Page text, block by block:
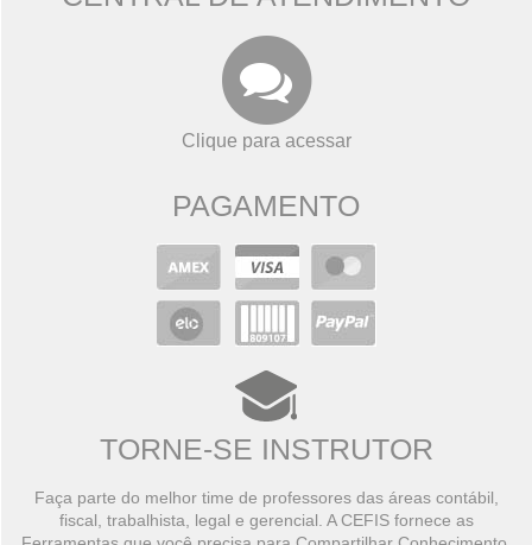
Clique para acessar
PAGAMENTO
TORNE-SE INSTRUTOR
Faça parte do melhor time de professores das áreas contábil,
fiscal, trabalhista, legal e gerencial. A CEFIS fornece as